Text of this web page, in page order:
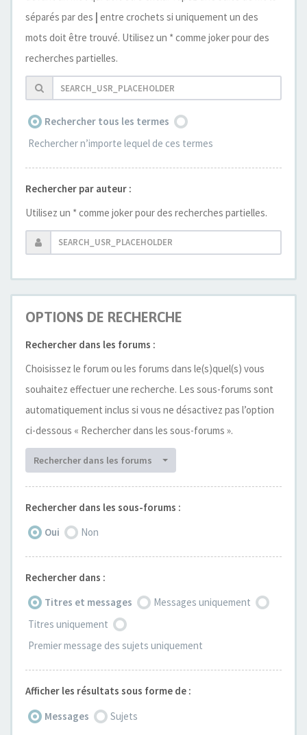
séparés par des | entre crochets si uniquement un des
mots doit être trouvé. Utilisez un * comme joker pour des
recherches partielles.
Rechercher tous les termes
Rechercher n’importe lequel de ces termes
Rechercher par auteur :
Utilisez un * comme joker pour des recherches partielles.
OPTIONS DE RECHERCHE
Rechercher dans les forums :
Choisissez le forum ou les forums dans le(s)quel(s) vous
souhaitez effectuer une recherche. Les sous-forums sont
automatiquement inclus si vous ne désactivez pas l’option
ci-dessous « Rechercher dans les sous-forums ».
Rechercher dans les forums
Rechercher dans les sous-forums :
Oui
Non
Rechercher dans :
Titres et messages
Messages uniquement
Titres uniquement
Premier message des sujets uniquement
Afficher les résultats sous forme de :
Messages
Sujets